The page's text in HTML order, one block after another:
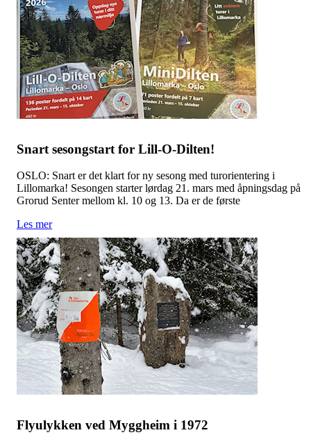
Snart sesongstart for Lill-O-Dilten!
OSLO: Snart er det klart for ny sesong med turorientering i
Lillomarka! Sesongen starter lørdag 21. mars med åpningsdag på
Grorud Senter mellom kl. 10 og 13. Da er de første
Les mer
Flyulykken ved Myggheim i 1972